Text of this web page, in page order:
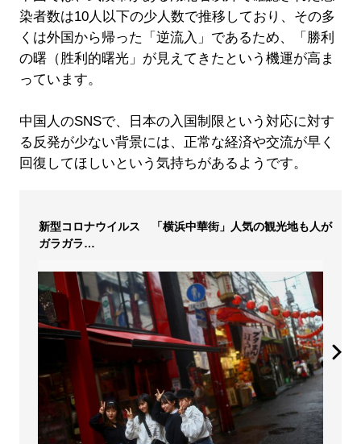
染者数は10人以下の少人数で推移しており、その多
くは外国から帰った「逆流入」であるため、「勝利
の曙（胜利的曙光」が見えてきたという機運が高ま
っています。
中国人のSNSで、日本の入国制限という対応に対す
る反発が少ない背景には、正常な経済や交流が早く
回復してほしいという気持ちがあるようです。
新型コロナウイルス 「横浜中華街」人気の観光地も人が
ガラガラ…